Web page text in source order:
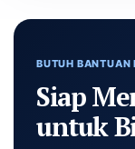
BUTUH BANTUAN
Siap
untuk